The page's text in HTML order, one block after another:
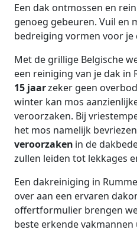
Een dak ontmossen en
genoeg gebeuren. Vuil en
bedreiging vormen voor je
Met de grillige Belgische
een reiniging van je dak in
15 jaarzeker geen
winter kan mos
veroorzaken. Bij
het mos namelijk
veroorzaken in de
zullen leiden tot lekkages
Een dakreiniging in
over aan een ervaren
offertformulier brengen
beste erkende vakmannen